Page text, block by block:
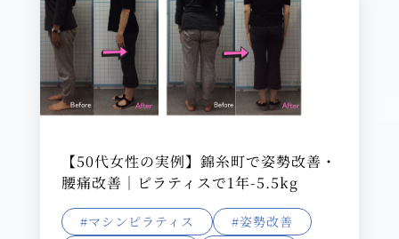
【50代女性の実例】錦糸町で姿勢改善・
腰痛改善｜ピラティスで1年-5.5kg
#マシンピラティス
#姿勢改善